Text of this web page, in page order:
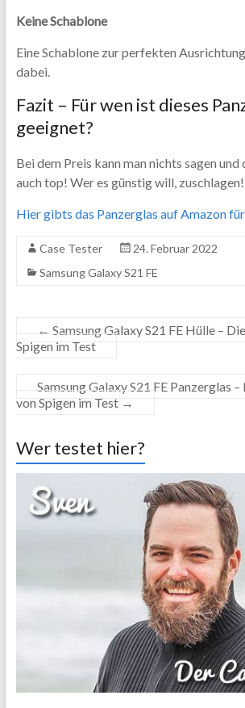
Keine Schablone
Eine Schablone zur perfekten
dabei.
Fazit – Für wen ist dieses
geeignet?
Bei dem Preis kann man nichts sagen und
auch top! Wer es günstig will, zuschlagen!
Hier gibts das Panzerglas auf Amazon
Case Tester
24. Februar 2022
Samsung Galaxy S21 FE
← Samsung Galaxy S21 FE Hülle –
Spigen im Test
Samsung Galaxy S21 FE Panzerglas
von Spigen im Test →
Wer testet hier?